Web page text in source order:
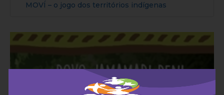
MOVÍ – o jogo dos territórios indígenas